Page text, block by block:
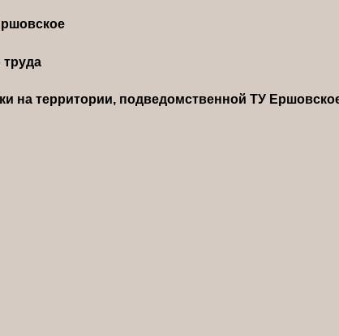
на территории, подведомственной ТУ